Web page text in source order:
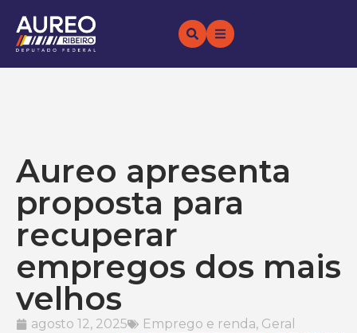
Aureo apresenta
proposta para
recuperar
empregos dos mais
velhos
agosto 12, 2025 Emprego e renda, Geral